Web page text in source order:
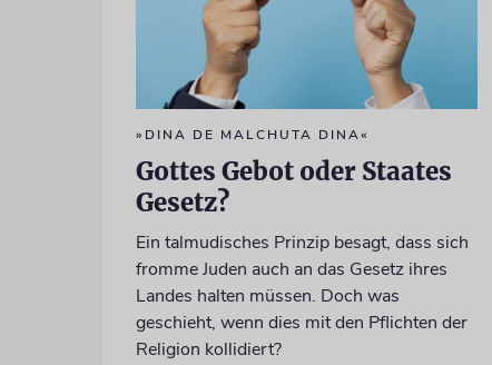
»DINA DE MALCHUTA DINA«
Gottes Gebot oder Staates
Gesetz?
Ein talmudisches Prinzip besagt, dass sich
fromme Juden auch an das Gesetz ihres
Landes halten müssen. Doch was
geschieht, wenn dies mit den Pflichten der
Religion kollidiert?